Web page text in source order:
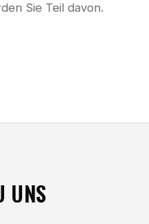
Sie Teil davon.
UNS